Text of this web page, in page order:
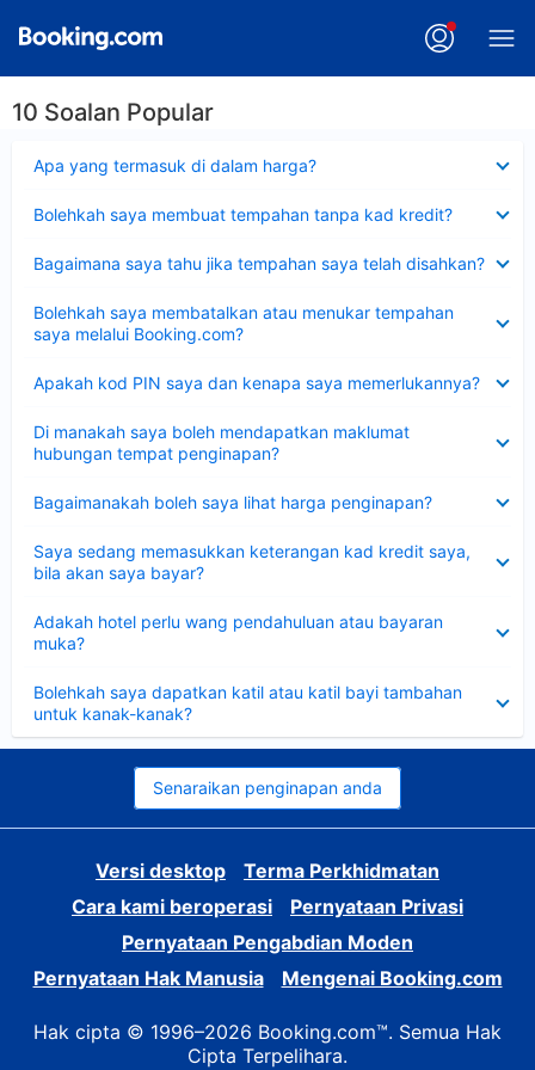
10 Soalan Popular
Apa yang termasuk di dalam harga?
Bolehkah saya membuat tempahan tanpa kad kredit?
Bagaimana saya tahu jika tempahan saya telah disahkan?
Bolehkah saya membatalkan atau menukar tempahan
saya melalui Booking.com?
Apakah kod PIN saya dan kenapa saya memerlukannya?
Di manakah saya boleh mendapatkan maklumat
hubungan tempat penginapan?
Bagaimanakah boleh saya lihat harga penginapan?
Saya sedang memasukkan keterangan kad kredit saya,
bila akan saya bayar?
Adakah hotel perlu wang pendahuluan atau bayaran
muka?
Bolehkah saya dapatkan katil atau katil bayi tambahan
untuk kanak-kanak?
Senaraikan penginapan anda
Versi desktop
Terma Perkhidmatan
Cara kami beroperasi
Pernyataan Privasi
Pernyataan Pengabdian Moden
Pernyataan Hak Manusia
Mengenai Booking.com
Hak cipta © 1996–2026 Booking.com™. Semua Hak
Cipta Terpelihara.